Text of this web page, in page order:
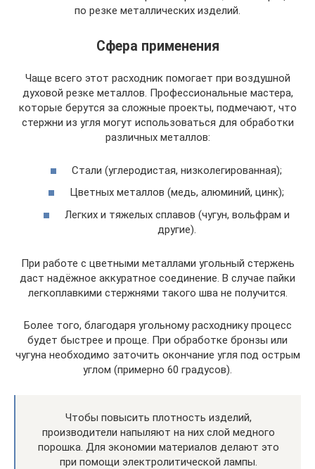
по резке металлических изделий.
Сфера применения
Чаще всего этот расходник помогает при воздушной
духовой резке металлов. Профессиональные мастера,
которые берутся за сложные проекты, подмечают, что
стержни из угля могут использоваться для обработки
различных металлов:
Стали (углеродистая, низколегированная);
Цветных металлов (медь, алюминий, цинк);
Легких и тяжелых сплавов (чугун, вольфрам и
другие).
При работе с цветными металлами угольный стержень
даст надёжное аккуратное соединение. В случае пайки
легкоплавкими стержнями такого шва не получится.
Более того, благодаря угольному расходнику процесс
будет быстрее и проще. При обработке бронзы или
чугуна необходимо заточить окончание угля под острым
углом (примерно 60 градусов).
Чтобы повысить плотность изделий,
производители напыляют на них слой медного
порошка. Для экономии материалов делают это
при помощи электролитической лампы.